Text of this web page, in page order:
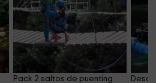
Pack 2 saltos de puenting